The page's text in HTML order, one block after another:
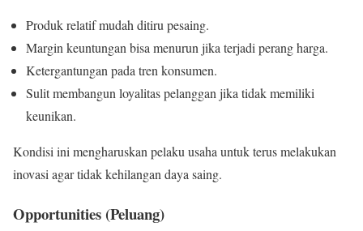
Produk relatif mudah ditiru pesaing.
Margin keuntungan bisa menurun jika terjadi perang harga.
Ketergantungan pada tren konsumen.
Sulit membangun loyalitas pelanggan jika tidak memiliki
keunikan.
Kondisi ini mengharuskan pelaku usaha untuk terus melakukan
inovasi agar tidak kehilangan daya saing.
Opportunities (Peluang)